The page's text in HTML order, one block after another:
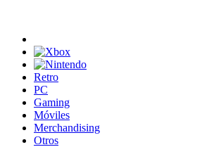
Retro
PC
Gaming
Móviles
Merchandising
Otros